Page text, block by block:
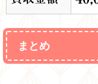
まとめ